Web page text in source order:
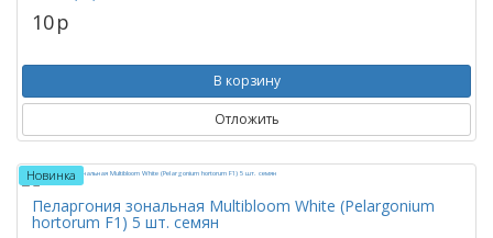
10p
В корзину
Отложить
Новинка
Пеларгония зональная Multibloom White (Pelargonium
hortorum F1) 5 шт. семян